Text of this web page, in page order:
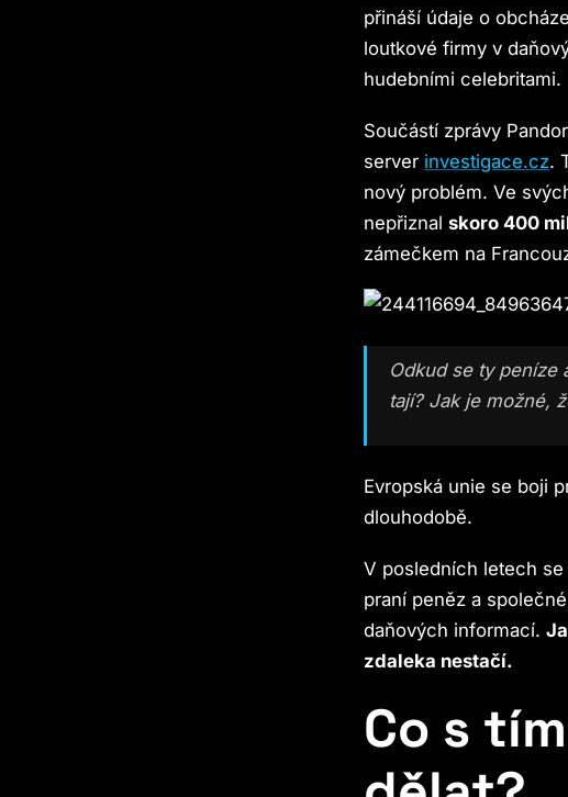
přináší údaje o
loutkové firmy v
hudebními celebritami.
Součástí zprávy
server investigace.cz.
nový problém. Ve
nepřiznalskoro 400
zámečkem na
Odkud se ty peníze
tají? Jak je možné,
Evropská unie se boji
dlouhodobě.
V posledních letech
praní peněz a
daňových informací.
zdaleka nestačí.
Co s